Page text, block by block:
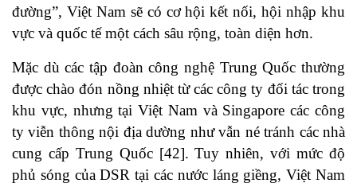
đường”, Việt Nam sẽ có cơ hội kết nối, hội nhập khu
vực và quốc tế một cách sâu rộng, toàn diện hơn.
Mặc dù các tập đoàn công nghệ Trung Quốc thường
được chào đón nồng nhiệt từ các công ty đối tác trong
khu vực, nhưng tại Việt Nam và Singapore các công
ty viễn thông nội địa dường như vẫn né tránh các nhà
cung cấp Trung Quốc [42]. Tuy nhiên, với mức độ
phủ sóng của DSR tại các nước láng giềng, Việt Nam